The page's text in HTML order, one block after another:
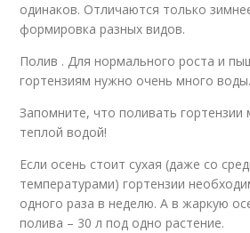
одинаков. Отличаются только
формировка разных видов.
Полив . Для нормального роста и
гортензиям нужно очень много воды.
Запомните, что поливать
теплой водой!
Если осень стоит сухая (даже со
температурами) гортензии
одного раза в неделю. А в жаркую
полива – 30 л под одно растение.